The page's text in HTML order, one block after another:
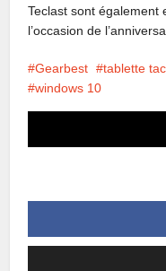
Teclast sont également
l’occasion de
Gearbest tablette
windows 10